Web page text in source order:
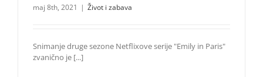
maj 8th, 2021 | Život i zabava
Snimanje druge sezone Netflixove serije "Emily in Paris"
zvanično je [...]